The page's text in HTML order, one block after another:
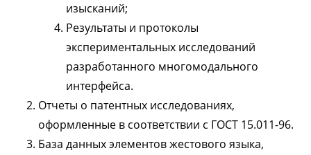
изысканий;
Результаты и протоколы
экспериментальных исследований
разработанного многомодального
интерфейса.
Отчеты о патентных исследованиях,
оформленные в соответствии с ГОСТ 15.011-96.
База данных элементов жестового языка,